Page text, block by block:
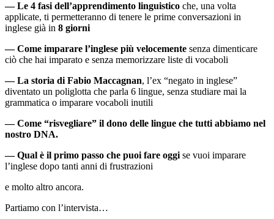
— Le 4 fasi dell’apprendimento linguistico che, una volta
applicate, ti permetteranno di tenere le prime conversazioni in
inglese già in 8 giorni
— Come imparare l’inglese più velocemente senza dimenticare
ciò che hai imparato e senza memorizzare liste di vocaboli
— La storia di Fabio Maccagnan, l’ex “negato in inglese”
diventato un poliglotta che parla 6 lingue, senza studiare mai la
grammatica o imparare vocaboli inutili
— Come “risvegliare” il dono delle lingue che tutti abbiamo nel
nostro DNA.
— Qual è il primo passo che puoi fare oggise vuoi imparare
l’inglese dopo tanti anni di frustrazioni
e molto altro ancora.
Partiamo con l’intervista…